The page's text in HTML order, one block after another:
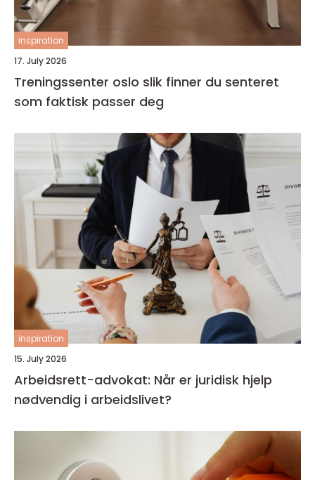
inspiration
17. July 2026
Treningssenter oslo slik finner du senteret
som faktisk passer deg
inspiration
15. July 2026
Arbeidsrett-advokat: Når er juridisk hjelp
nødvendig i arbeidslivet?